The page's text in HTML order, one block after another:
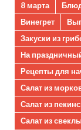
8 марта
Винегрет
Закуски из
На
Рецепты для
Салат из
Салат из
Салат из